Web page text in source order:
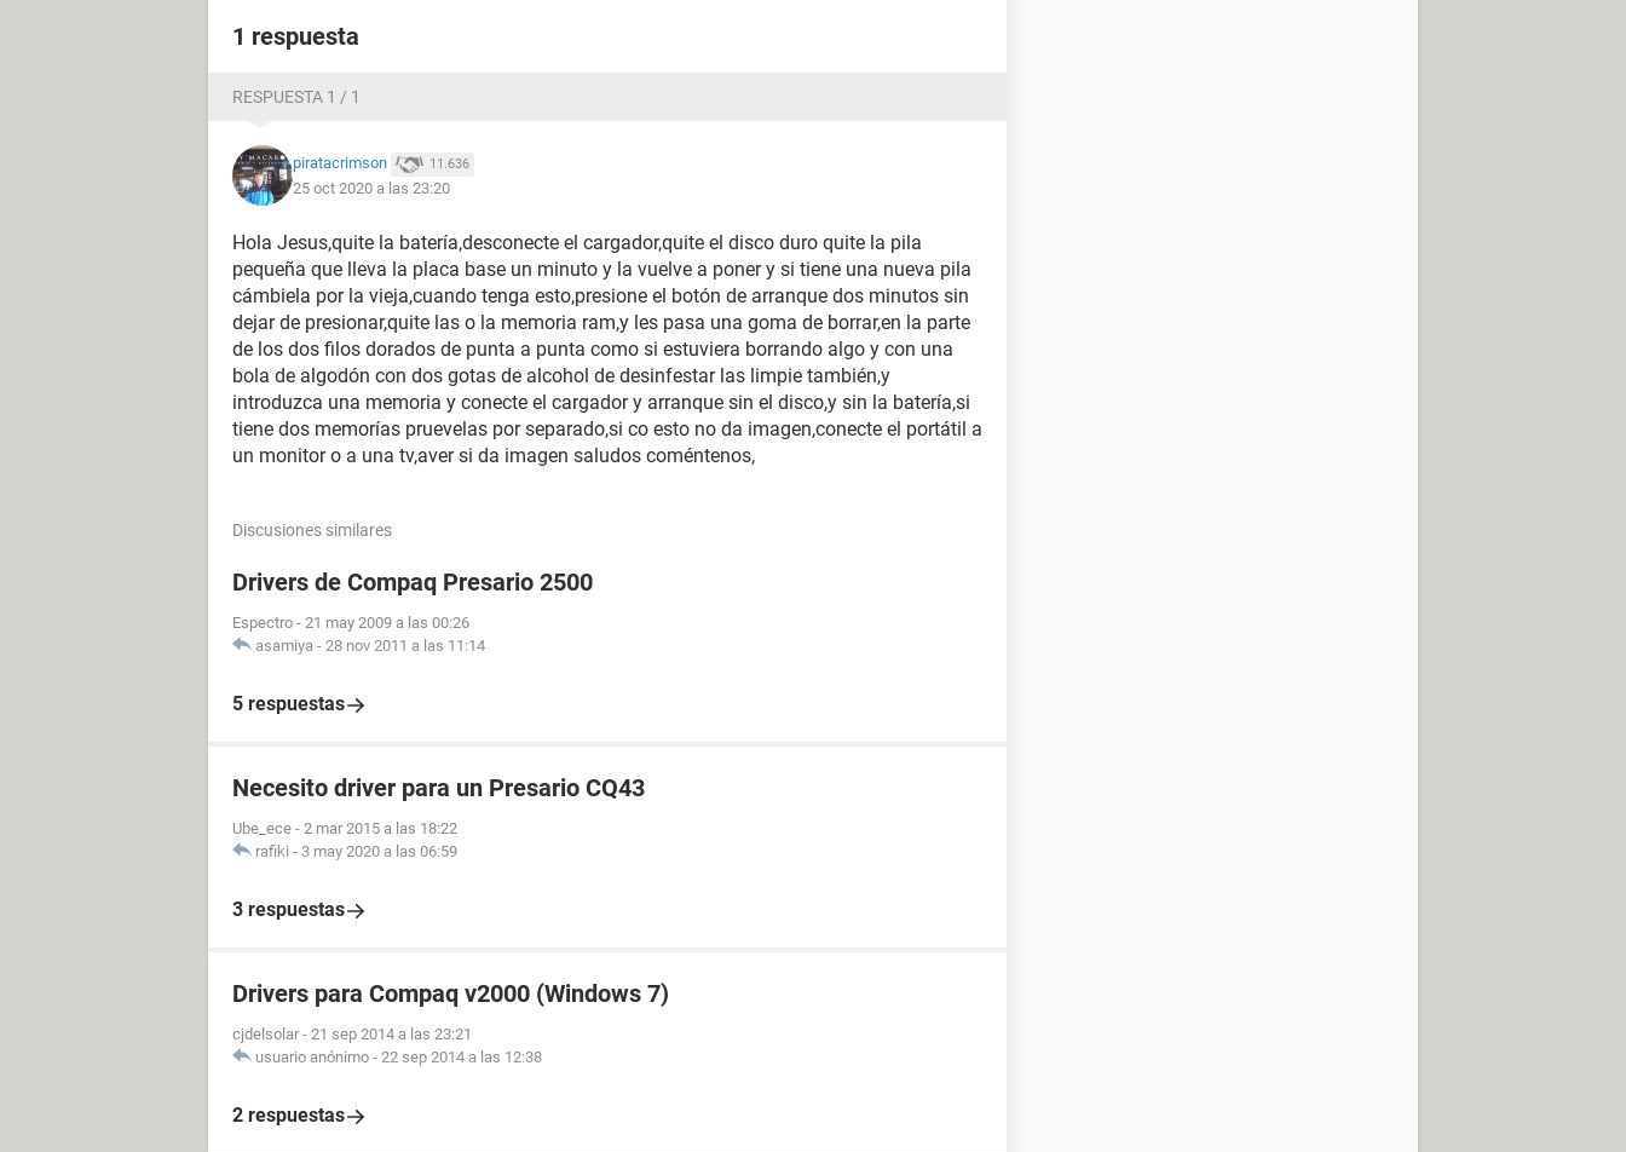
1 respuesta
RESPUESTA 1 / 1
piratacrimson 11.636
25 oct 2020 a las 23:20
Hola Jesus,quite la batería,desconecte el cargador,quite el disco duro quite la pila
pequeña que lleva la placa base un minuto y la vuelve a poner y si tiene una nueva pila
cámbiela por la vieja,cuando tenga esto,presione el botón de arranque dos minutos sin
dejar de presionar,quite las o la memoria ram,y les pasa una goma de borrar,en la parte
de los dos filos dorados de punta a punta como si estuviera borrando algo y con una
bola de algodón con dos gotas de alcohol de desinfestar las limpie también,y
introduzca una memoria y conecte el cargador y arranque sin el disco,y sin la batería,si
tiene dos memorías pruevelas por separado,si co esto no da imagen,conecte el portátil a
un monitor o a una tv,aver si da imagen saludos coméntenos,
Discusiones similares
Drivers de Compaq Presario 2500
Espectro - 21 may 2009 a las 00:26
asamiya - 28 nov 2011 a las 11:14
5 respuestas
Necesito driver para un Presario CQ43
Ube_ece - 2 mar 2015 a las 18:22
rafiki - 3 may 2020 a las 06:59
3 respuestas
Drivers para Compaq v2000 (Windows 7)
cjdelsolar - 21 sep 2014 a las 23:21
usuario anónimo - 22 sep 2014 a las 12:38
2 respuestas